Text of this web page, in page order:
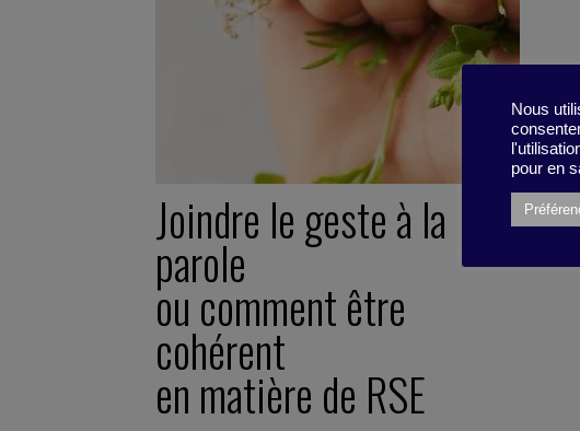
Joindre le geste à la
parole
ou comment être
cohérent
en matière de RSE
Nous
pour en